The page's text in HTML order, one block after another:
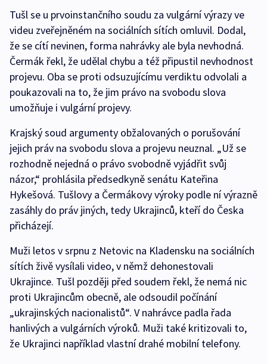
Tušl se u prvoinstančního soudu za vulgární výrazy ve
videu zveřejněném na sociálních sítích omluvil. Dodal,
že se cítí nevinen, forma nahrávky ale byla nevhodná.
Čermák řekl, že udělal chybu a též připustil nevhodnost
projevu. Oba se proti odsuzujícímu verdiktu odvolali a
poukazovali na to, že jim právo na svobodu slova
umožňuje i vulgární projevy.
Krajský soud argumenty obžalovaných o porušování
jejich práv na svobodu slova a projevu neuznal. „Už se
rozhodně nejedná o právo svobodně vyjádřit svůj
názor,“ prohlásila předsedkyně senátu Kateřina
Hykešová. Tušlovy a Čermákovy výroky podle ní výrazně
zasáhly do práv jiných, tedy Ukrajinců, kteří do Česka
přicházejí.
Muži letos v srpnu z Netovic na Kladensku na sociálních
sítích živě vysílali video, v němž dehonestovali
Ukrajince. Tušl později před soudem řekl, že nemá nic
proti Ukrajincům obecně, ale odsoudil počínání
„ukrajinských nacionalistů“. V nahrávce padla řada
hanlivých a vulgárních výroků. Muži také kritizovali to,
že Ukrajinci například vlastní drahé mobilní telefony.